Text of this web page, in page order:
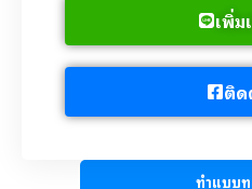
เพิ่ม
ติด
ทำแบบ